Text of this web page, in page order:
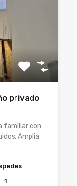
privado
familiar con
Amplia
1